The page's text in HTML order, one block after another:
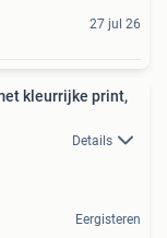
27 jul 26
kleurrijke print,
Details
Eergisteren